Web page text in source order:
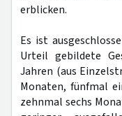
erblicken.
Es ist
Urteil gebildete
Jahren (aus
Monaten, fünfmal
zehnmal sechs